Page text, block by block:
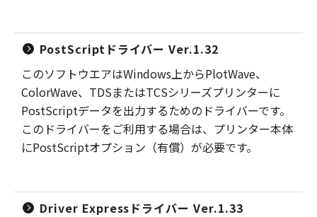
PostScriptドライバー Ver.1.32
このソフトウエアはWindows上からPlotWave、
ColorWave、TDSまたはTCSシリーズプリンターに
PostScriptデータを出力するためのドライバーです。
このドライバーをご利用する場合は、プリンター本体
にPostScriptオプション（有償）が必要です。
Driver Expressドライバー Ver.1.33